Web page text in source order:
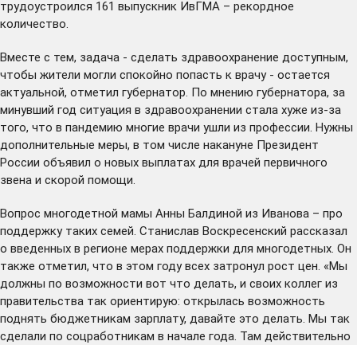
трудоустроился 161 выпускник ИвГМА – рекордное
количество.
Вместе с тем, задача - сделать здравоохранение доступным,
чтобы жители могли спокойно попасть к врачу - остается
актуальной, отметил губернатор. По мнению губернатора, за
минувший год ситуация в здравоохранении стала хуже из-за
того, что в пандемию многие врачи ушли из профессии. Нужны
дополнительные меры, в том числе накануне Президент
России объявил о новых выплатах для врачей первичного
звена и скорой помощи.
Вопрос многодетной мамы Анны Балдиной из Иванова – про
поддержку таких семей. Станислав Воскресенский рассказал
о введенных в регионе мерах поддержки для многодетных. Он
также отметил, что в этом году всех затронул рост цен. «Мы
должны по возможности вот что делать, и своих коллег из
правительства так ориентирую: открылась возможность
поднять бюджетникам зарплату, давайте это делать. Мы так
сделали по соцработникам в начале года. Там действительно